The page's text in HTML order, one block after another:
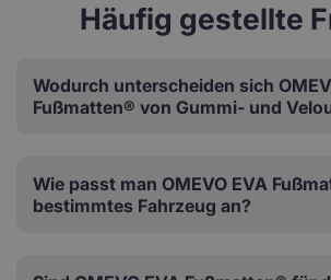
Häufig gestellte
Wodurch unterscheiden sich
Fußmatten® von Gummi- und
Wie passt man OMEVO EVA
bestimmtes Fahrzeug an?